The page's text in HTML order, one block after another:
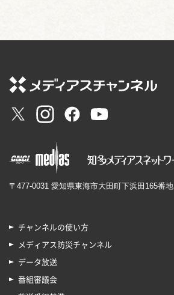
〒477-0031 愛知県東海市大田町下浜田165番地
チャンネルの使い方
メディアス防災チャンネル
データ放送
番組審議会